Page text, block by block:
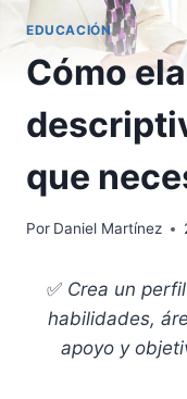
EDUCACIÓN
Cómo
que
Por Daniel Martínez
✅ Crea un
habilidades,
apoyo y